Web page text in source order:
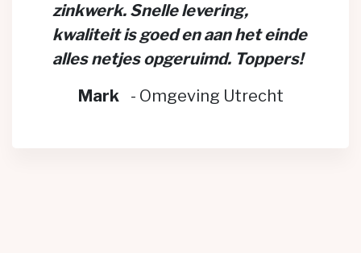
zinkwerk. Snelle levering,
kwaliteit is goed en aan het einde
alles netjes opgeruimd. Toppers!
Mark
- Omgeving Utrecht